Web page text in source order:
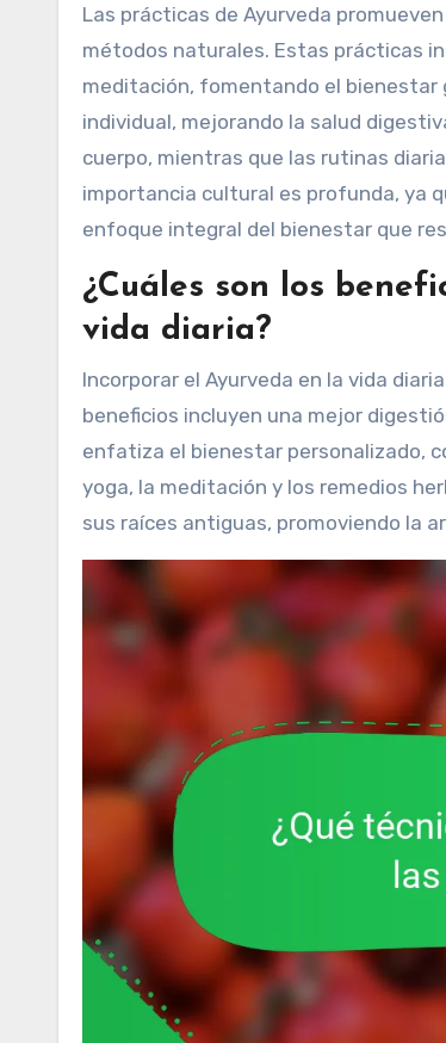
Las prácticas de Ayurveda
métodos naturales. Estas prácticas
meditación, fomentando el bienestar
individual, mejorando la salud
cuerpo, mientras que las rutinas
importancia cultural es profunda, ya
enfoque integral del bienestar que
¿Cuáles son los
vida diaria?
Incorporar el Ayurveda en la vida
beneficios incluyen una mejor
enfatiza el bienestar personalizado,
yoga, la meditación y los remedios
sus raíces antiguas, promoviendo la